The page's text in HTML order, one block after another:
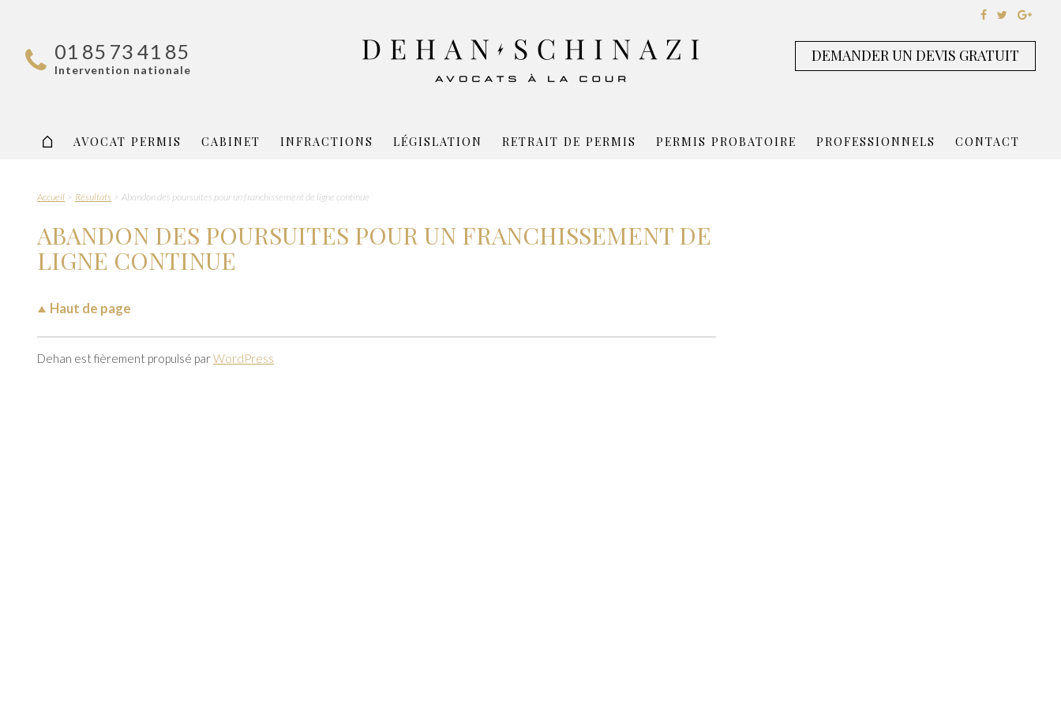
01 85 73 41 85
Intervention nationale
DEMANDER UN DEVIS GRATUIT
AVOCAT PERMIS CABINET INFRACTIONS LÉGISLATION RETRAIT DE PERMIS PERMIS PROBATOIRE PROFESSIONNELS CONTACT
Accueil Résultats Abandon des poursuites pour un franchissement de ligne continue
ABANDON DES POURSUITES POUR UN FRANCHISSEMENT DE
LIGNE CONTINUE
Haut de page
Dehan est fièrement propulsé parWordPress